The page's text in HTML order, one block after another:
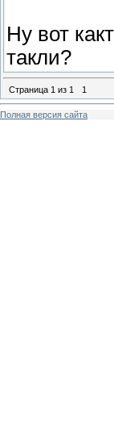
Ну вот
такли?
Страница 1 из 1 1
Полная версия сайта